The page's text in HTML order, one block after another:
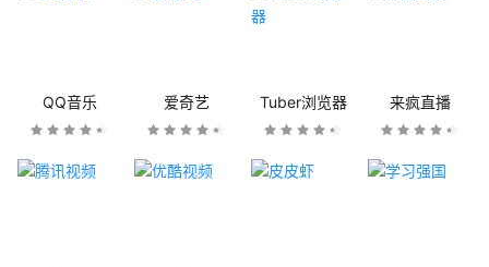
QQ音乐 爱奇艺 Tuber浏览器 来疯直播